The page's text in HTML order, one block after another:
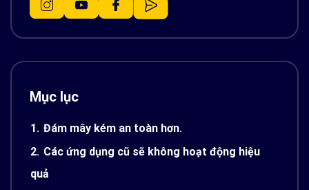
Mục lục
1. Đám mây kém an toàn hơn.
2. Các ứng dụng cũ sẽ không hoạt động hiệu
quả